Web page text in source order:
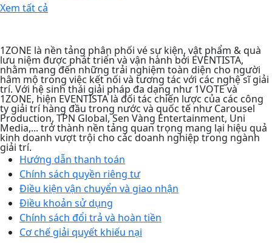
Xem tất cả
1ZONE là nền tảng phân phối vé sự kiện, vật phẩm & quà
lưu niệm được phát triển và vận hành bởi EVENTISTA,
nhằm mang đến những trải nghiệm toàn diện cho người
hâm mộ trong việc kết nối và tương tác với các nghệ sĩ giải
trí. Với hệ sinh thái giải pháp đa dạng như 1VOTE và
1ZONE, hiện EVENTISTA là đối tác chiến lược của các công
ty giải trí hàng đầu trong nước và quốc tế như Carousel
Production, TPN Global, Sen Vàng Entertainment, Uni
Media,... trở thành nền tảng quan trọng mang lại hiệu quả
kinh doanh vượt trội cho các doanh nghiệp trong ngành
giải trí.
Hướng dẫn thanh toán
Chính sách quyền riêng tư​
Điều kiện vận chuyển và giao nhận
Điều khoản sử dụng
Chính sách đổi trả và hoàn tiền
Cơ chế giải quyết khiếu nại